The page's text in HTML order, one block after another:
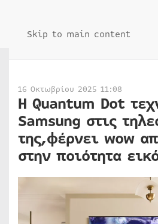
Skip to main content
16 Οκτωβρίου 2025 11:08
Η Quantum Dot
Samsung στις
της,φέρνει wow
στην ποιότητα